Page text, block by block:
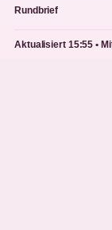
Rundbrief
Aktualisiert 15:55 •